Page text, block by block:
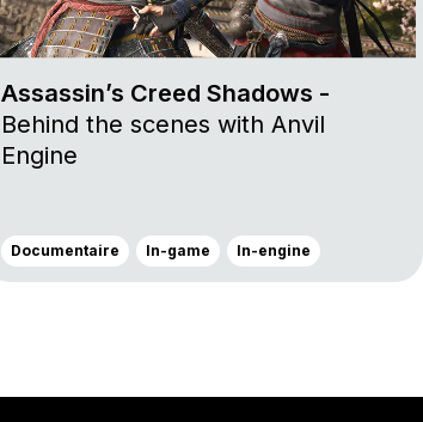
Assassin’s Creed Shadows -
Behind the scenes with Anvil
Engine
Documentaire In-game In-engine